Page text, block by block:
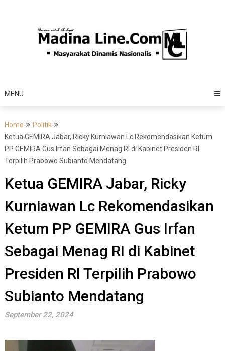
MENU
Home
Politik
Ketua GEMIRA Jabar, Ricky Kurniawan Lc Rekomendasikan Ketum
PP GEMIRA Gus Irfan Sebagai Menag RI di Kabinet Presiden RI
Terpilih Prabowo Subianto Mendatang
Ketua GEMIRA Jabar, Ricky
Kurniawan Lc Rekomendasikan
Ketum PP GEMIRA Gus Irfan
Sebagai Menag RI di Kabinet
Presiden RI Terpilih Prabowo
Subianto Mendatang
September 22, 2024